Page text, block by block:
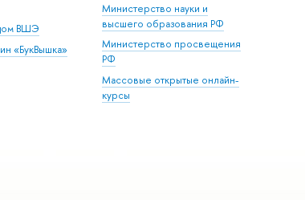
ВШЭ
«БукВышка»
Министерство науки и
высшего образования РФ
Министерство просвещения
РФ
Массовые открытые онлайн-
курсы